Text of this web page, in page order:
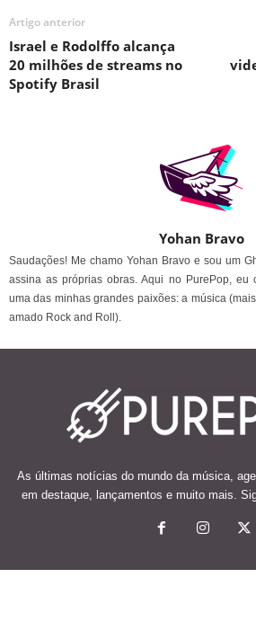
Artigo anterior
Israel e Rodolffo alcança
20 milhões de streams no
Spotify Brasil
Yohan Bravo
Saudações! Me chamo Yohan Bravo e sou um
assina as próprias obras. Aqui no PurePop, eu
uma das minhas grandes paixões: a música
amado Rock and Roll).
As últimas notícias do mundo da música,
em destaque, lançamentos e muito mais.